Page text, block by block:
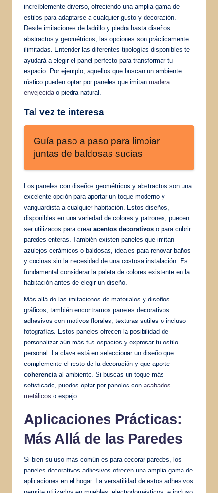
increíblemente diverso, ofreciendo una amplia gama de
estilos para adaptarse a cualquier gusto y decoración.
Desde imitaciones de ladrillo y piedra hasta diseños
abstractos y geométricos, las opciones son prácticamente
ilimitadas. Entender las diferentes tipologías disponibles te
ayudará a elegir el panel perfecto para transformar tu
espacio. Por ejemplo, aquellos que buscan un ambiente
rústico pueden optar por paneles que imitan madera
envejecida o piedra natural.
Tal vez te interesa
Guía paso a paso para limpiar
juntas de baldosas sucias
Los paneles con diseños geométricos y abstractos son una
excelente opción para aportar un toque moderno y
vanguardista a cualquier habitación. Estos diseños,
disponibles en una variedad de colores y patrones, pueden
ser utilizados para crear acentos decorativos o para cubrir
paredes enteras. También existen paneles que imitan
azulejos cerámicos o baldosas, ideales para renovar baños
y cocinas sin la necesidad de una costosa instalación. Es
fundamental considerar la paleta de colores existente en la
habitación antes de elegir un diseño.
Más allá de las imitaciones de materiales y diseños
gráficos, también encontramos paneles decorativos
adhesivos con motivos florales, texturas sutiles o incluso
fotografías. Estos paneles ofrecen la posibilidad de
personalizar aún más tus espacios y expresar tu estilo
personal. La clave está en seleccionar un diseño que
complemente el resto de la decoración y que aporte
coherencia al ambiente. Si buscas un toque más
sofisticado, puedes optar por paneles con acabados
metálicos o espejo.
Aplicaciones Prácticas:
Más Allá de las Paredes
Si bien su uso más común es para decorar paredes, los
paneles decorativos adhesivos ofrecen una amplia gama de
aplicaciones en el hogar. La versatilidad de estos adhesivos